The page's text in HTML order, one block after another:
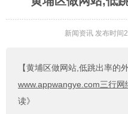
新闻资讯发布时间
【黄埔区做网站,低跳出率的
www.appwangye.com三行网
读》